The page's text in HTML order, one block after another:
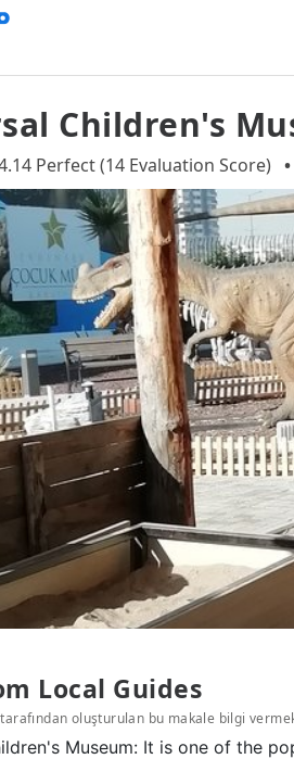
Children's
Perfect (14 Evaluation Score) •
Local Guides
oluşturulan bu makale bilgi
Museum: It is one of the